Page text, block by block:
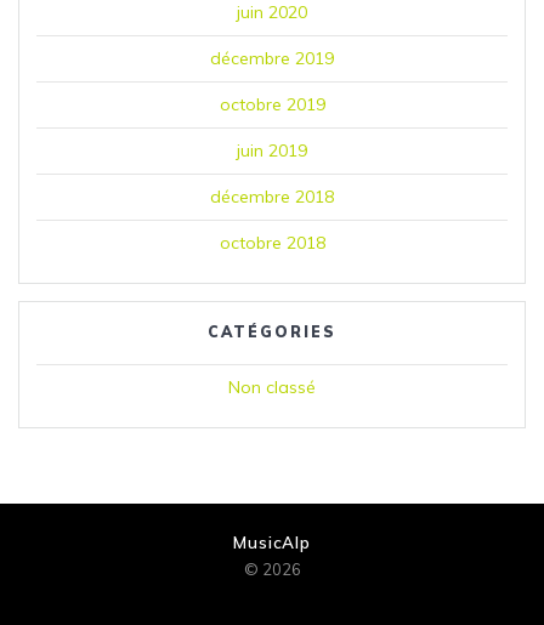
juin 2020
décembre 2019
octobre 2019
juin 2019
décembre 2018
octobre 2018
CATÉGORIES
Non classé
MusicAlp
© 2026